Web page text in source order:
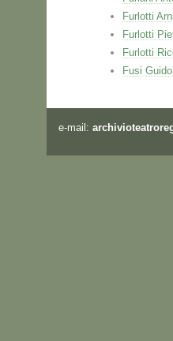
Furlotti
Furlotti
Furlotti
Fusi Guido
e-mail: